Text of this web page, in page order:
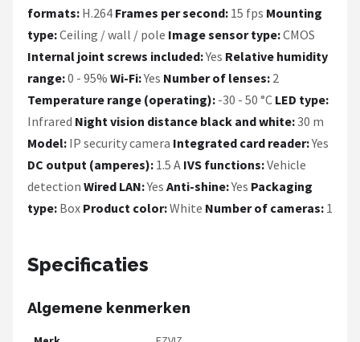
formats: H.264 Frames per second: 15 fps Mounting
type:Ceiling / wall / pole Image sensor type:CMOS
Internal joint screws included:Yes Relative humidity
range:0 - 95% Wi-Fi:Yes Number of lenses: 2
Temperature range (operating): -30 - 50 °C LED type:
Infrared Night vision distance black and white:30 m
Model: IP security camera Integrated card reader:Yes
DC output (amperes): 1.5 A IVS functions:Vehicle
detection Wired LAN:Yes Anti-shine:Yes Packaging
type: Box Product color:White Number of cameras: 1
Specificaties
Algemene kenmerken